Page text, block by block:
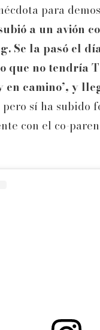
para
a un avión
Se la pasó el
que no tendría
en camino’, y
sí ha
con el co-